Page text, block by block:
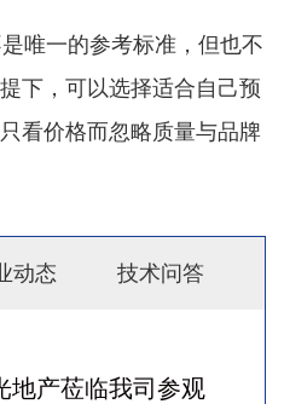
一的参考标准，但也不
下，可以选择适合自己预
看价格而忽略质量与品牌
动态 技术问答
地产莅临我司参观